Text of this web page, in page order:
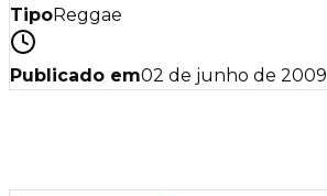
TipoReggae
Publicado em02 de junho de 2009